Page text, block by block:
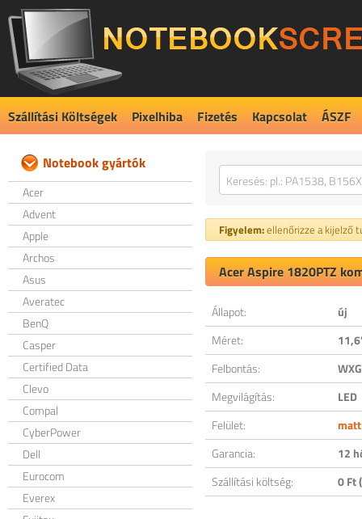
Szállítási Költségek Pixelhiba Fizetés Kapcsolat ÁSZF
Notebook gyártók
Acer
Advent
Apple
Archos
Asus
Averatec
BenQ
Casper
Certified Data
Clevo
Compal
CyberPower
Dell
Eurocom
Everex
Figyelem:ellenőrizze a kijelző
Acer Aspire 1820PTZ
Állapot:
új
Méret:
Felbontás:
Megvilágítás:
LED
Felület:
matt
Garancia:
12
Szállítási költség:
0 Ft